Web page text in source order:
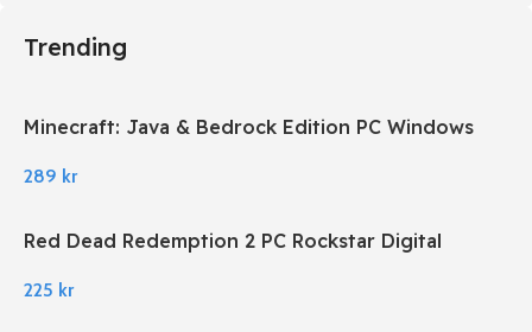
Trending
Minecraft: Java & Bedrock Edition PC Windows
289 kr
Red Dead Redemption 2 PC Rockstar Digital
225 kr